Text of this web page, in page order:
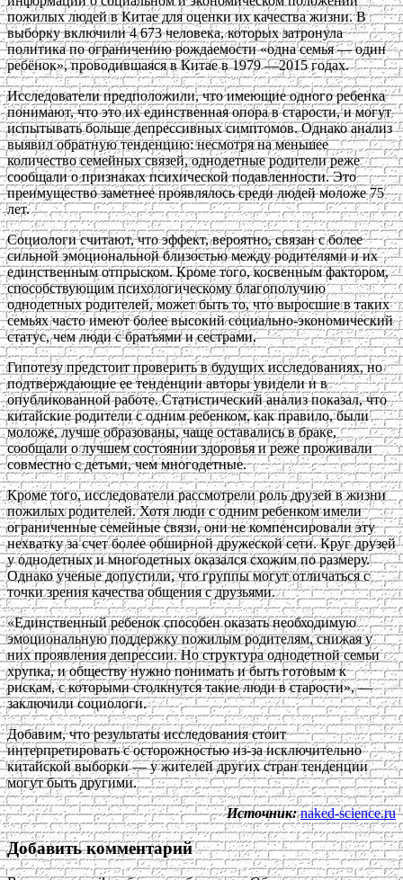
пожилых людей в Китае для оценки их качества жизни. В
выборку включили 4 673 человека, которых затронула
политика по ограничению рождаемости «одна семья — один
ребёнок», проводившаяся в Китае в 1979 —2015 годах.
Исследователи предположили, что имеющие одного ребенка
понимают, что это их единственная опора в старости, и могут
испытывать больше депрессивных симптомов. Однако анализ
выявил обратную тенденцию: несмотря на меньшее
количество семейных связей, однодетные родители реже
сообщали о признаках психической подавленности. Это
преимущество заметнее проявлялось среди людей моложе 75
лет.
Социологи считают, что эффект, вероятно, связан с более
сильной эмоциональной близостью между родителями и их
единственным отпрыском. Кроме того, косвенным фактором,
способствующим психологическому благополучию
однодетных родителей, может быть то, что выросшие в таких
семьях часто имеют более высокий социально-экономический
статус, чем люди с братьями и сестрами.
Гипотезу предстоит проверить в будущих исследованиях, но
подтверждающие ее тенденции авторы увидели и в
опубликованной работе. Статистический анализ показал, что
китайские родители с одним ребенком, как правило, были
моложе, лучше образованы, чаще оставались в браке,
сообщали о лучшем состоянии здоровья и реже проживали
совместно с детьми, чем многодетные.
Кроме того, исследователи рассмотрели роль друзей в жизни
пожилых родителей. Хотя люди с одним ребенком имели
ограниченные семейные связи, они не компенсировали эту
нехватку за счет более обширной дружеской сети. Круг друзей
у однодетных и многодетных оказался схожим по размеру.
Однако ученые допустили, что группы могут отличаться с
точки зрения качества общения с друзьями.
«Единственный ребенок способен оказать необходимую
эмоциональную поддержку пожилым родителям, снижая у
них проявления депрессии. Но структура однодетной семьи
хрупка, и обществу нужно понимать и быть готовым к
рискам, с которыми столкнутся такие люди в старости», —
заключили социологи.
Добавим, что результаты исследования стоит
интерпретировать с осторожностью из-за исключительно
китайской выборки — у жителей других стран тенденции
могут быть другими.
Источник: naked-science.ru
Добавить комментарий